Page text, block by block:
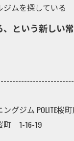
ジムを探している
という新しい
グジム POLITE桜
1-16-19